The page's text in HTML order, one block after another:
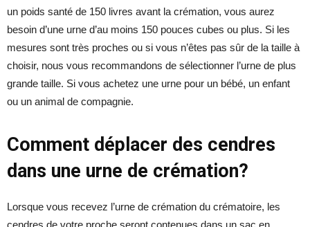
un poids santé de 150 livres avant la crémation, vous aurez
besoin d’une urne d’au moins 150 pouces cubes ou plus. Si les
mesures sont très proches ou si vous n’êtes pas sûr de la taille à
choisir, nous vous recommandons de sélectionner l’urne de plus
grande taille. Si vous achetez une urne pour un bébé, un enfant
ou un animal de compagnie.
Comment déplacer des cendres
dans une urne de crémation?
Lorsque vous recevez l’urne de crémation du crématoire, les
cendres de votre proche seront contenues dans un sac en